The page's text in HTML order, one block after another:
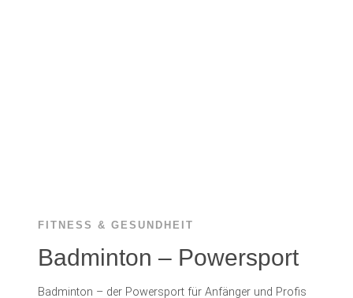
FITNESS & GESUNDHEIT
Badminton – Powersport
Badminton – der Powersport für Anfänger und Profis